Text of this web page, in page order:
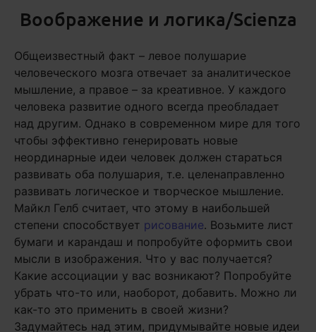
Воображение и логика/Scienza
Общеизвестный факт – левое полушарие
человеческого мозга отвечает за аналитическое
мышление, а правое – за креативное. У каждого
человека развитие одного всегда преобладает
над другим. Однако в современном мире для того
чтобы эффективно генерировать новые
неординарные идеи человек должен стараться
развивать оба полушария, т.е. целенаправленно
развивать логическое и творческое мышление.
Майкл Гелб считает, что этому в наибольшей
степени способствует рисование. Возьмите лист
бумаги и карандаш и попробуйте оформить свои
мысли в изображения. Что у вас получается?
Какие ассоциации у вас возникают? Попробуйте
убрать что-то или, наоборот, добавить. Можно ли
как-то это применить в своей жизни?
Задумайтесь над этим, придумывайте новые идеи